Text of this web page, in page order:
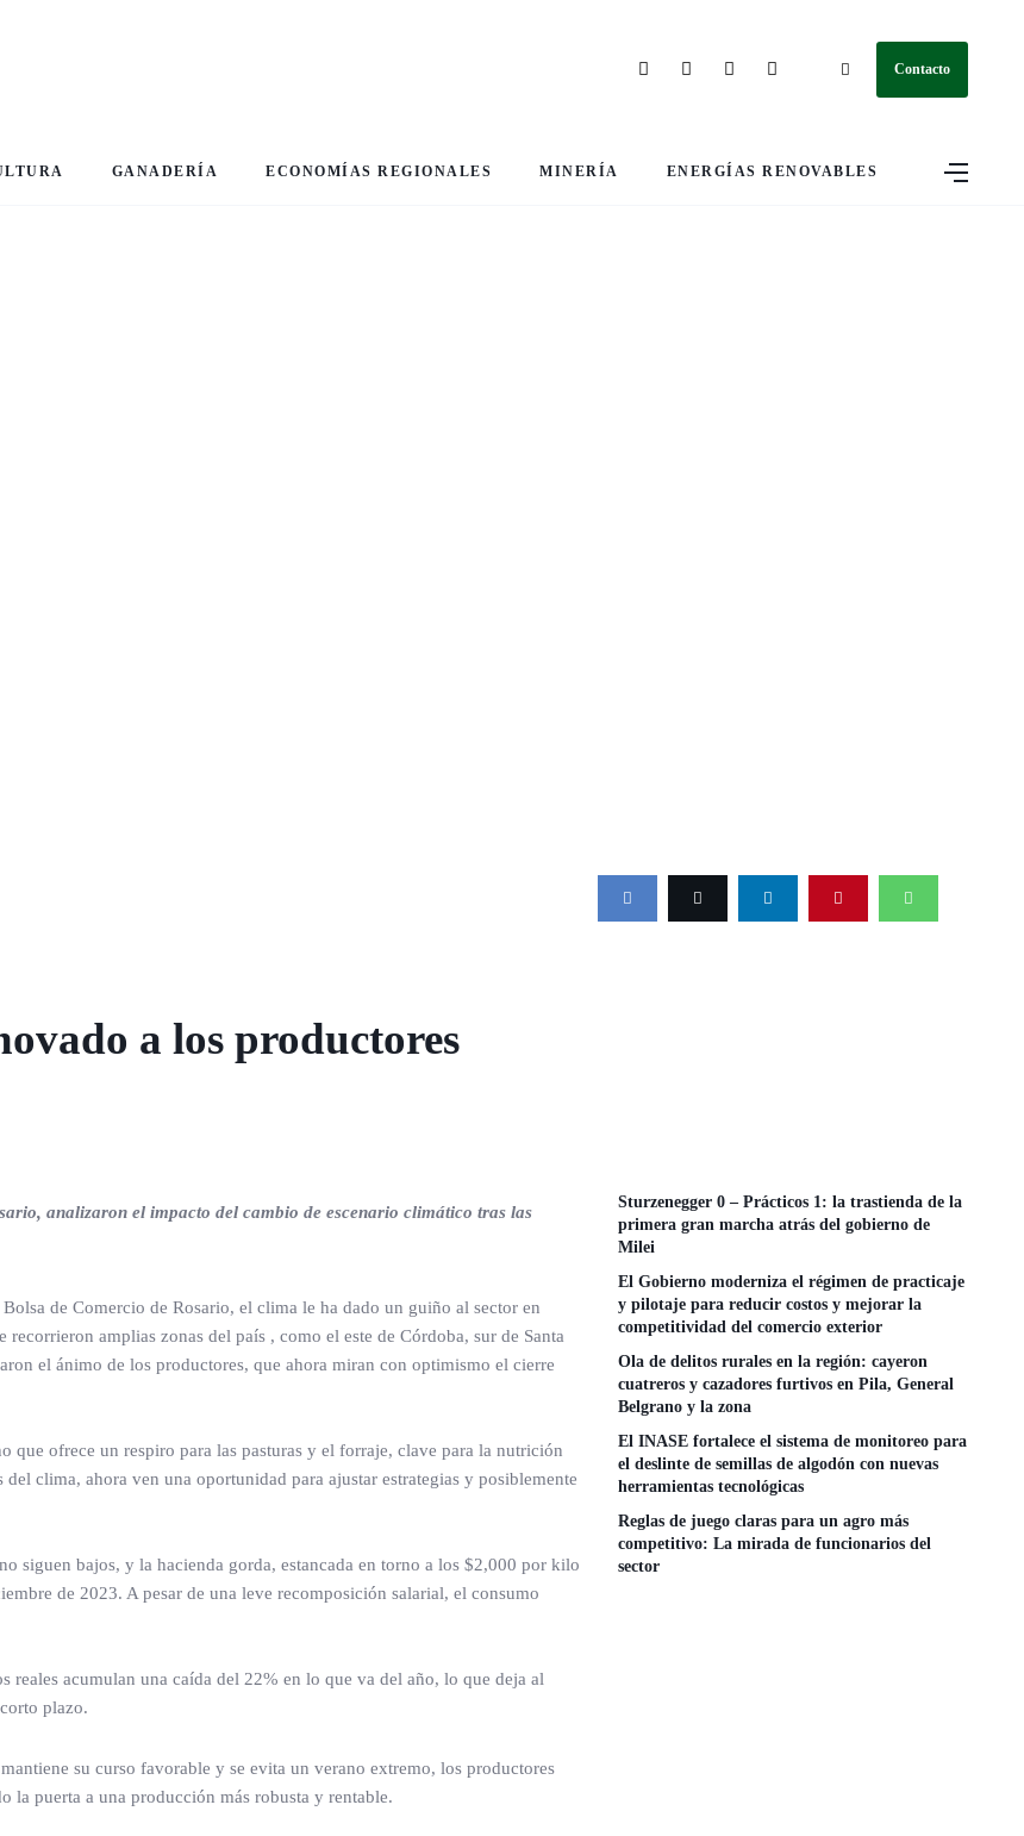
Contacto
GANADERÍA ECONOMÍAS REGIONALES MINERÍA ENERGÍAS RENOVABLES
a los productores
analizaron el impacto del cambio de escenario climático tras las
de Comercio de Rosario, el clima le ha dado un guiño al sector en
amplias zonas del país , como el este de Córdoba, sur de Santa
el ánimo de los productores, que ahora miran con optimismo el cierre
que ofrece un respiro para las pasturas y el forraje, clave para la nutrición
clima, ahora ven una oportunidad para ajustar estrategias y posiblemente
siguen bajos, y la hacienda gorda, estancada en torno a los $2,000 por kilo
de 2023. A pesar de una leve recomposición salarial, el consumo
reales acumulan una caída del 22% en lo que va del año, lo que deja al
plazo.
su curso favorable y se evita un verano extremo, los productores
la puerta a una producción más robusta y rentable.
Sturzenegger 0 – Prácticos 1: la trastienda de la
primera gran marcha atrás del gobierno de
Milei
El Gobierno moderniza el régimen de practicaje
y pilotaje para reducir costos y mejorar la
competitividad del comercio exterior
Ola de delitos rurales en la región: cayeron
cuatreros y cazadores furtivos en Pila, General
Belgrano y la zona
El INASE fortalece el sistema de monitoreo para
el deslinte de semillas de algodón con nuevas
herramientas tecnológicas
Reglas de juego claras para un agro más
competitivo: La mirada de funcionarios del
sector